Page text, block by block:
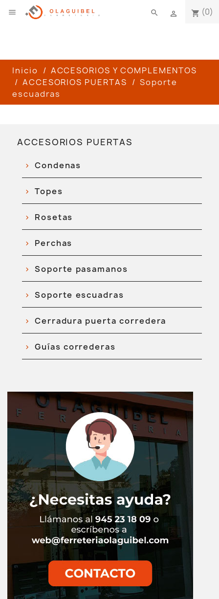
 shopping_cart (0)

search
Inicio
ACCESORIOS Y COMPLEMENTOS
ACCESORIOS PUERTAS
Soporte
escuadras
ACCESORIOS PUERTAS
Condenas
Topes
Rosetas
Perchas
Soporte pasamanos
Soporte escuadras
Cerradura puerta corredera
Guías correderas